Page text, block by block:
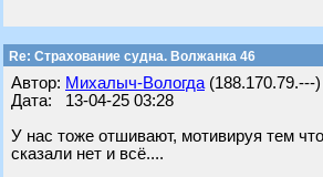
Re: Страхование судна. Волжанка 46
Автор: Михалыч-Вологда (188.170.79.---)
Дата: 13-04-25 03:28
У нас тоже отшивают, мотивируя тем
сказали нет и всё....